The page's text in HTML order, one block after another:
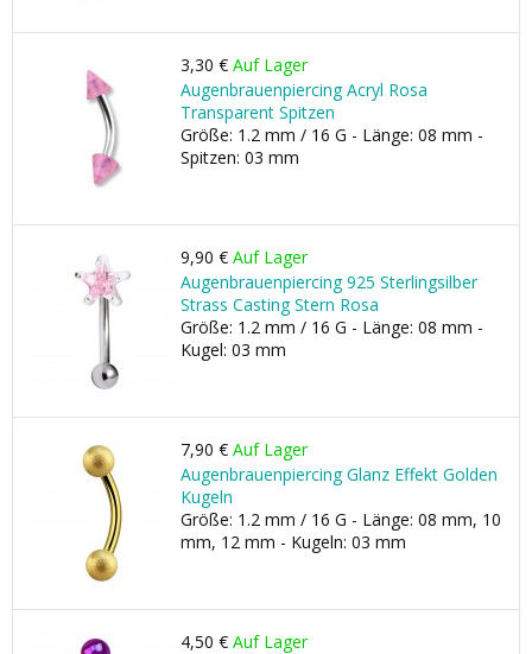
3,30 € Auf Lager
Augenbrauenpiercing Acryl Rosa
Transparent Spitzen
Größe: 1.2 mm / 16 G - Länge: 08 mm -
Spitzen: 03 mm
9,90 € Auf Lager
Augenbrauenpiercing 925 Sterlingsilber
Strass Casting Stern Rosa
Größe: 1.2 mm / 16 G - Länge: 08 mm -
Kugel: 03 mm
7,90 € Auf Lager
Augenbrauenpiercing Glanz Effekt Golden
Kugeln
Größe: 1.2 mm / 16 G - Länge: 08 mm, 10
mm, 12 mm - Kugeln: 03 mm
4,50 € Auf Lager